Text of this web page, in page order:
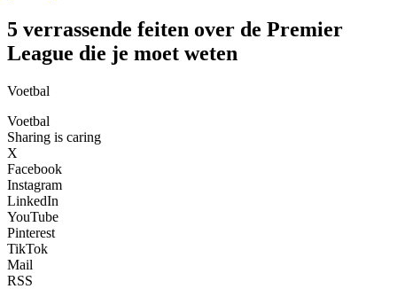
5 verrassende feiten over de Premier
League die je moet weten
Voetbal
Voetbal
Sharing is caring
X
Facebook
Instagram
LinkedIn
YouTube
Pinterest
TikTok
Mail
RSS